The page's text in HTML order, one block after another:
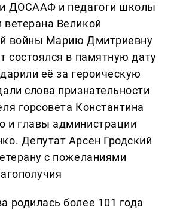
ДОСААФ и педагоги школы
Великой
войны Марию Дмитриевну
состоялся в памятную дату
её за героическую
слова признательности
горсовета Константина
и главы администрации
Депутат Арсен Гродский
с пожеланиями
родилась более 101 года